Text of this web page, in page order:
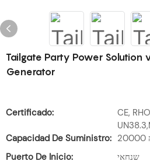
Tailgate Party Power Solution
Generator
Certificado:
CE,
Capacidad De Suministro:
Puerto De Inicio:
שנחאי